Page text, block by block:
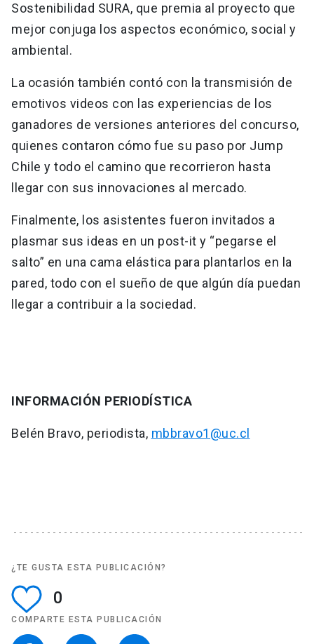
Sostenibilidad SURA, que premia al proyecto que
mejor conjuga los aspectos económico, social y
ambiental.
La ocasión también contó con la transmisión de
emotivos videos con las experiencias de los
ganadores de versiones anteriores del concurso,
quienes contaron cómo fue su paso por Jump
Chile y todo el camino que recorrieron hasta
llegar con sus innovaciones al mercado.
Finalmente, los asistentes fueron invitados a
plasmar sus ideas en un post-it y “pegarse el
salto” en una cama elástica para plantarlos en la
pared, todo con el sueño de que algún día puedan
llegar a contribuir a la sociedad.
INFORMACIÓN PERIODÍSTICA
Belén Bravo, periodista, mbbravo1@uc.cl
¿TE GUSTA ESTA PUBLICACIÓN?
0
COMPARTE ESTA PUBLICACIÓN